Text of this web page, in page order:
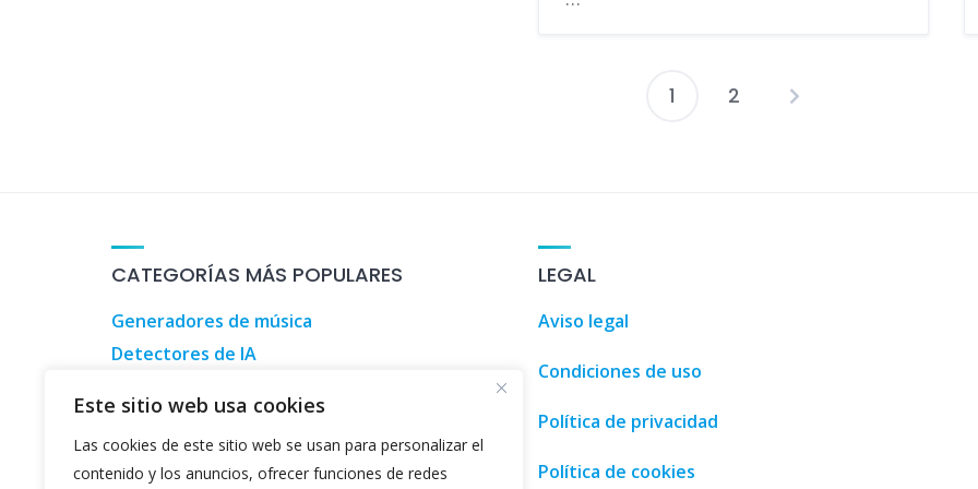
Este sitio web usa cookies
Las cookies de este sitio web se usan para personalizar el
contenido y los anuncios, ofrecer funciones de redes
Paginación
1 2
CATEGORÍAS MÁS POPULARES
Generadores de música
Detectores de IA
Herramientas de inversión
Herramientas para informáticos
LEGAL
Aviso legal
Condiciones de uso
Política de privacidad
Política de cookies
100 Coches 3D Designs